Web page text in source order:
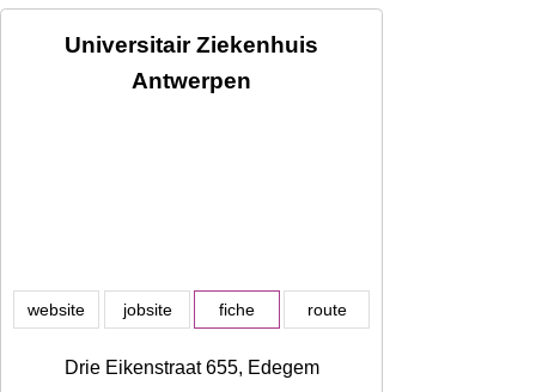
Universitair Ziekenhuis
Antwerpen
website jobsite fiche route
Drie Eikenstraat 655, Edegem